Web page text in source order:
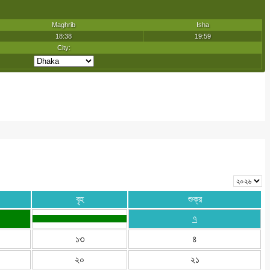
বৃহ
শুক্র
৭
১৩
৪
২০
২১